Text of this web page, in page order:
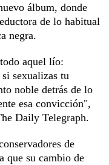
álbum, donde
de lo habitual
negra.
aquel lío:
sexualizas tu
noble detrás de lo
esa convicción",
Daily Telegraph.
de
que su cambio de